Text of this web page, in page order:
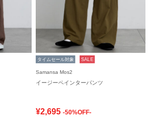
タイムセール対象 SALE
Samansa Mos2
イージーペインターパンツ
¥2,695 -50%OFF-